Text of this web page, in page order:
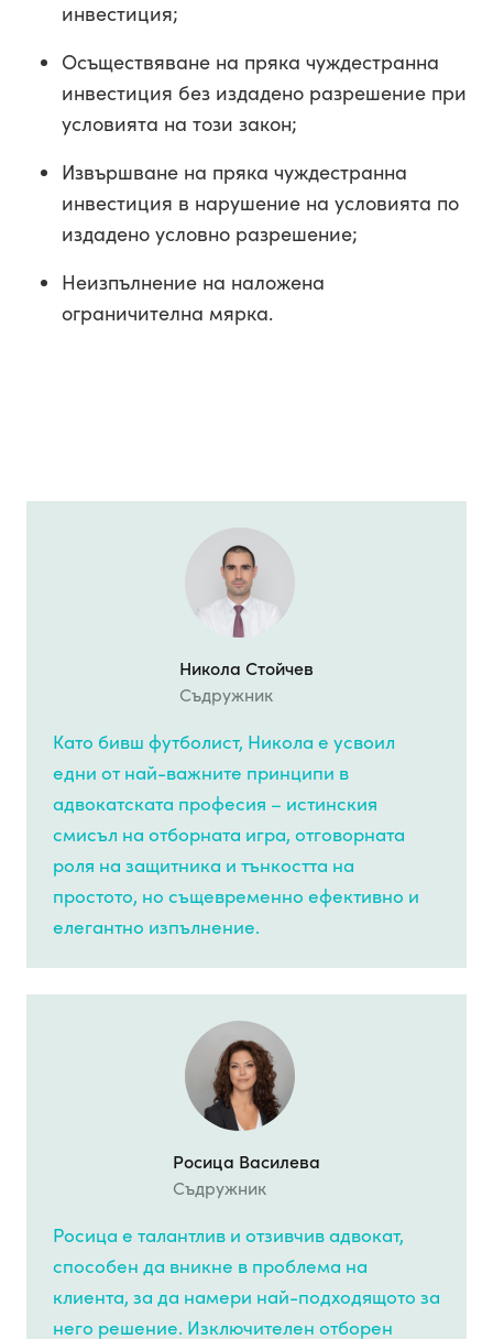
инвестиция;
Осъществяване на пряка чуждестранна
инвестиция без издадено разрешение при
условията на този закон;
Извършване на пряка чуждестранна
инвестиция в нарушение на условията по
издадено условно разрешение;
Неизпълнение на наложена
ограничителна мярка.
Никола Стойчев
Съдружник
Като бивш футболист, Никола е усвоил
едни от най-важните принципи в
адвокатската професия – истинския
смисъл на отборната игра, отговорната
роля на защитника и тънкостта на
простото, но същевременно ефективно и
елегантно изпълнение.
Росица Василева
Съдружник
Росица е талантлив и отзивчив адвокат,
способен да вникне в проблема на
клиента, за да намери най-подходящото за
него решение. Изключителен отборен